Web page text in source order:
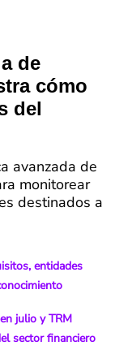
de
cómo
del
avanzada de
monitorear
destinados a
entidades
julio y TRM
sector financiero